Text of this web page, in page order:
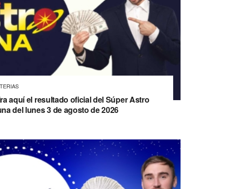
aquí el resultado oficial del Súper Astro
del lunes 3 de agosto de 2026